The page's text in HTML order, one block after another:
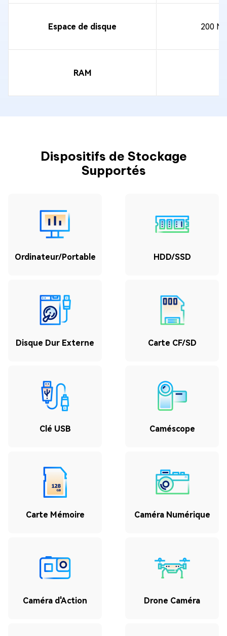
Espace de disque 200
RAM
Dispositifs de Stockage
Supportés
Ordinateur/Portable HDD/SSD
Disque Dur Externe Carte CF/SD
Clé USB Caméscope
Carte Mémoire Caméra Numérique
Caméra d'Action Drone Caméra